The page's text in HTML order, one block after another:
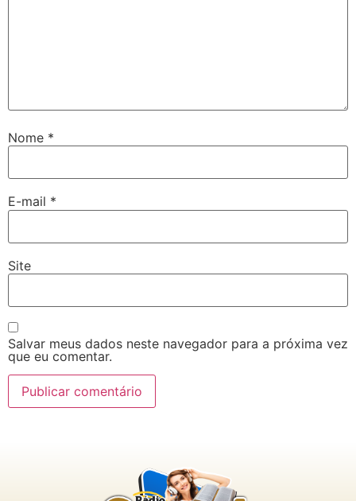
Nome *
E-mail *
Site
Salvar meus dados neste navegador para a próxima vez
que eu comentar.